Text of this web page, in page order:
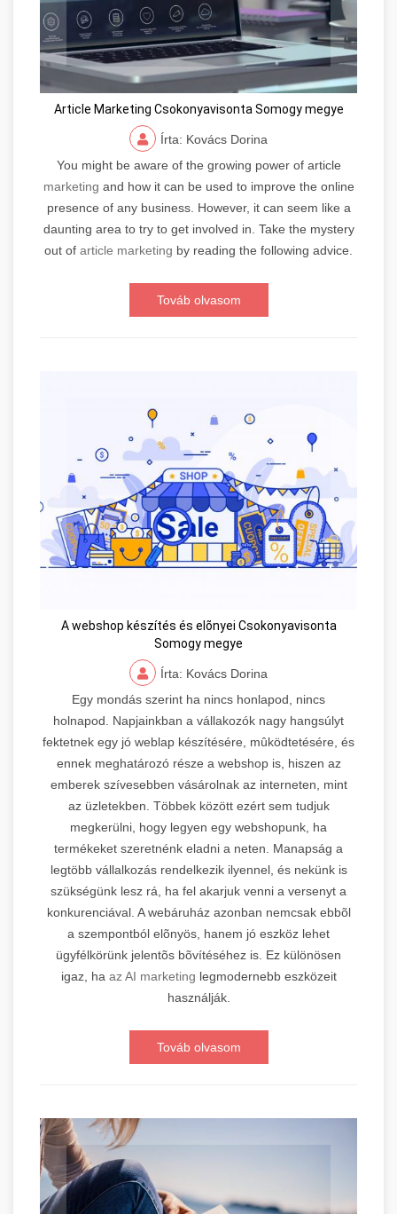
Article Marketing Csokonyavisonta Somogy megye
Írta: Kovács Dorina
You might be aware of the growing power of article
marketing and how it can be used to improve the online
presence of any business. However, it can seem like a
daunting area to try to get involved in. Take the mystery
out of article marketing by reading the following advice.
Továb olvasom
A webshop készítés és elõnyei Csokonyavisonta
Somogy megye
Írta: Kovács Dorina
Egy mondás szerint ha nincs honlapod, nincs
holnapod. Napjainkban a vállakozók nagy hangsúlyt
fektetnek egy jó weblap készítésére, mûködtetésére, és
ennek meghatározó része a webshop is, hiszen az
emberek szívesebben vásárolnak az interneten, mint
az üzletekben. Többek között ezért sem tudjuk
megkerülni, hogy legyen egy webshopunk, ha
termékeket szeretnénk eladni a neten. Manapság a
legtöbb vállalkozás rendelkezik ilyennel, és nekünk is
szükségünk lesz rá, ha fel akarjuk venni a versenyt a
konkurenciával. A webáruház azonban nemcsak ebbõl
a szempontból elõnyös, hanem jó eszköz lehet
ügyfélkörünk jelentõs bõvítéséhez is. Ez különösen
igaz, ha az AI marketing legmodernebb eszközeit
használják.
Továb olvasom